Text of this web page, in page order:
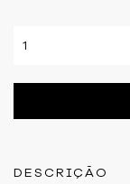
DESCRIÇÃO